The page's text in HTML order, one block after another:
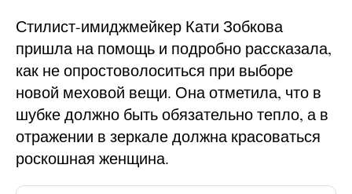
Стилист-имиджмейкер Кати Зобкова
пришла на помощь и подробно рассказала,
как не опростоволоситься при выборе
новой меховой вещи. Она отметила, что в
шубке должно быть обязательно тепло, а в
отражении в зеркале должна красоваться
роскошная женщина.